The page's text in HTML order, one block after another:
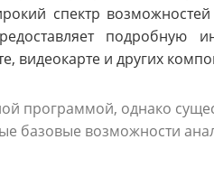
спектр
подробную
видеокарте и других
программой, однако
базовые возможности